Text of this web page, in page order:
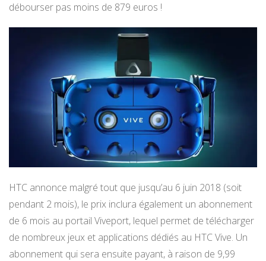
débourser pas moins de 879 euros !
HTC annonce malgré tout que jusqu’au 6 juin 2018 (soit
pendant 2 mois), le prix inclura également un abonnement
de 6 mois au portail Viveport, lequel permet de télécharger
de nombreux jeux et applications dédiés au HTC Vive. Un
abonnement qui sera ensuite payant, à raison de 9,99